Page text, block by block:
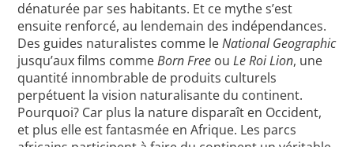
dénaturée par ses habitants. Et ce mythe s’est
ensuite renforcé, au lendemain des indépendances.
Des guides naturalistes comme leNational Geographic
jusqu’aux films commeBorn Free ouLe Roi Lion, une
quantité innombrable de produits culturels
perpétuent la vision naturalisante du continent.
Pourquoi? Car plus la nature disparaît en Occident,
et plus elle est fantasmée en Afrique. Les parcs